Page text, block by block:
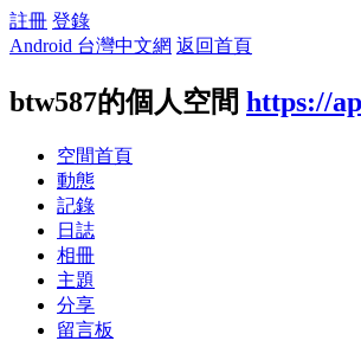
註冊 登錄
Android 台灣中文網 返回首頁
btw587的個人空間 https://
空間首頁
動態
記錄
日誌
相冊
主題
分享
留言板